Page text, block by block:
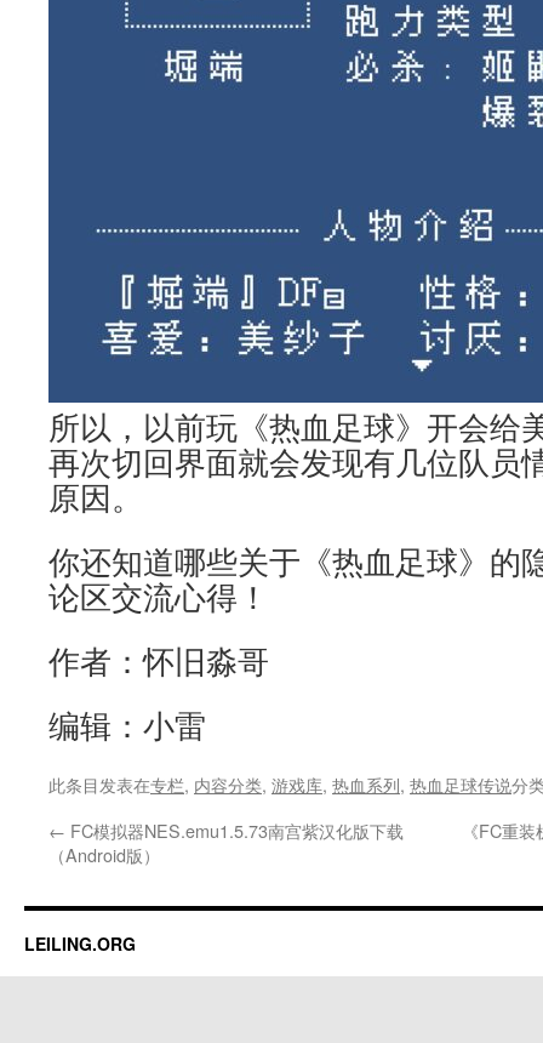
所以，以前玩《热血足球》开会给
再次切回界面就会发现有几位队员
原因。
你还知道哪些关于《热血足球》的
论区交流心得！
作者：怀旧淼哥
编辑：小雷
此条目发表在专栏, 内容分类, 游戏库, 热血系列, 热血足球传说分
← FC模拟器NES.emu1.5.73南宫紫汉化版下载
（Android版）
《FC重
LEILING.ORG